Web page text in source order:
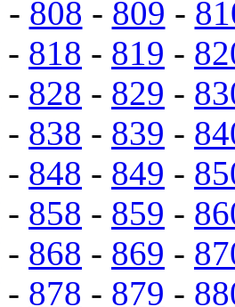
- 808 - 809 -
- 818 - 819 -
- 828 - 829 -
- 838 - 839 -
- 848 - 849 -
- 858 - 859 -
- 868 - 869 -
- 878 - 879 -